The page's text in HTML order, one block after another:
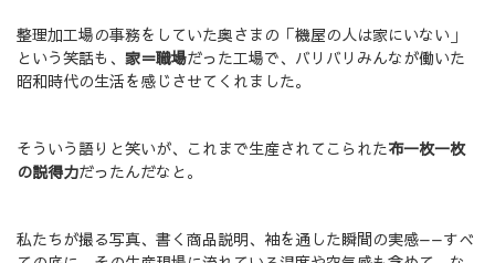
整理加工場の事務をしていた奥さまの「機屋の人は家にいない」
という笑話も、 家＝職場だった工場で、バリバリみんなが働いた
昭和時代の生活を感じさせてくれました。
そういう語りと笑いが、これまで生産されてこられた布一枚一枚
の説得力だったんだなと。
私たちが撮る写真、書く商品説明、袖を通した瞬間の実感——すべ